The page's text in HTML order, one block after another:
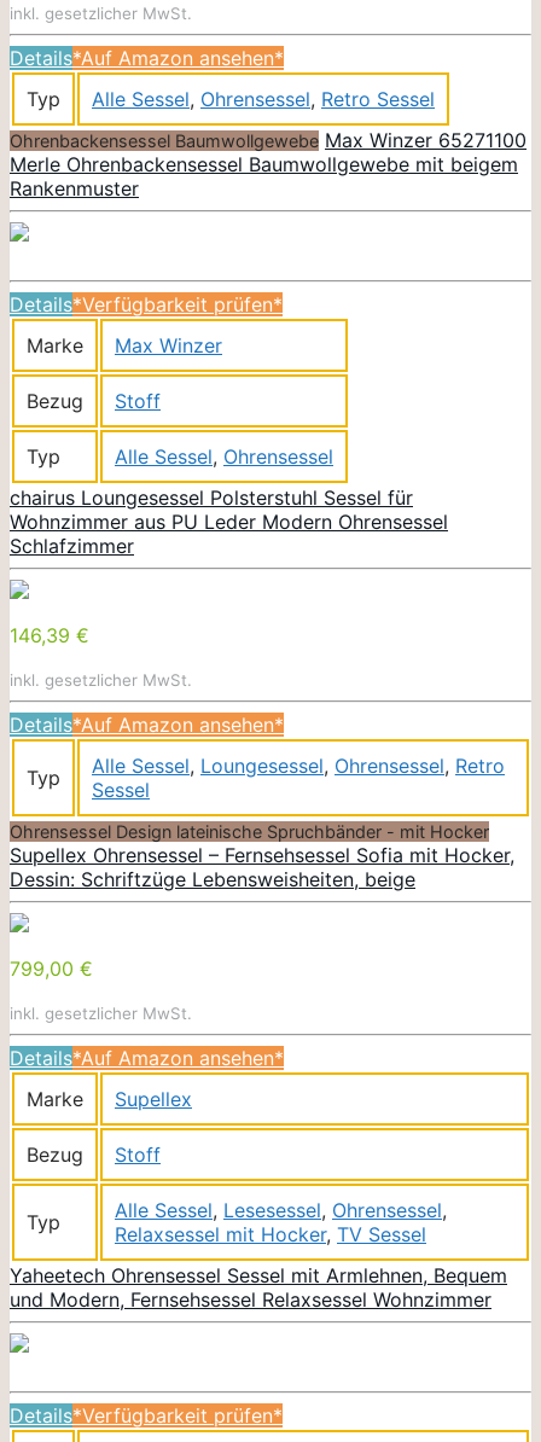
inkl. gesetzlicher MwSt.
Details*Auf Amazon ansehen*
Typ
Alle Sessel, Ohrensessel, Retro Sessel
Ohrenbackensessel Baumwollgewebe Max Winzer 65271100
Merle Ohrenbackensessel Baumwollgewebe mit beigem
Rankenmuster
Details*Verfügbarkeit prüfen*
Marke
Max Winzer
Bezug Stoff
Typ Alle Sessel, Ohrensessel
chairus Loungesessel Polsterstuhl Sessel für
Wohnzimmer aus PU Leder Modern Ohrensessel
Schlafzimmer
146,39 €
inkl. gesetzlicher MwSt.
Details*Auf Amazon ansehen*
Typ Alle Sessel, Loungesessel, Ohrensessel, Retro
Sessel
Ohrensessel Design lateinische Spruchbänder - mit Hocker
Supellex Ohrensessel – Fernsehsessel Sofia mit Hocker,
Dessin: Schriftzüge Lebensweisheiten, beige
799,00 €
inkl. gesetzlicher MwSt.
Details*Auf Amazon ansehen*
Marke
Supellex
Bezug Stoff
Typ Alle Sessel, Lesesessel, Ohrensessel,
Relaxsessel mit Hocker, TV Sessel
Yaheetech Ohrensessel Sessel mit Armlehnen, Bequem
und Modern, Fernsehsessel Relaxsessel Wohnzimmer
Details*Verfügbarkeit prüfen*